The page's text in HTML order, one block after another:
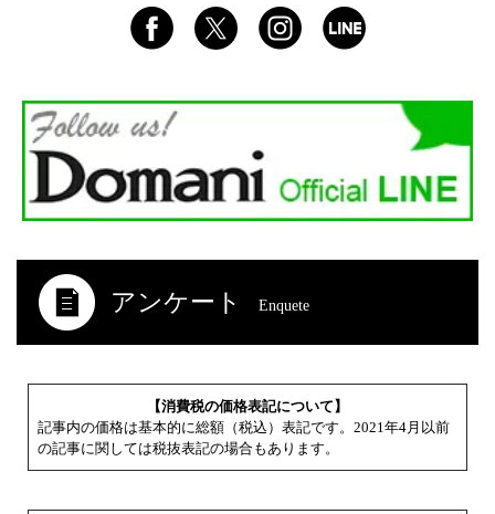
アンケート Enquete
【消費税の価格表記について】
記事内の価格は基本的に総額（税込）表記です。2021年4月以前
の記事に関しては税抜表記の場合もあります。